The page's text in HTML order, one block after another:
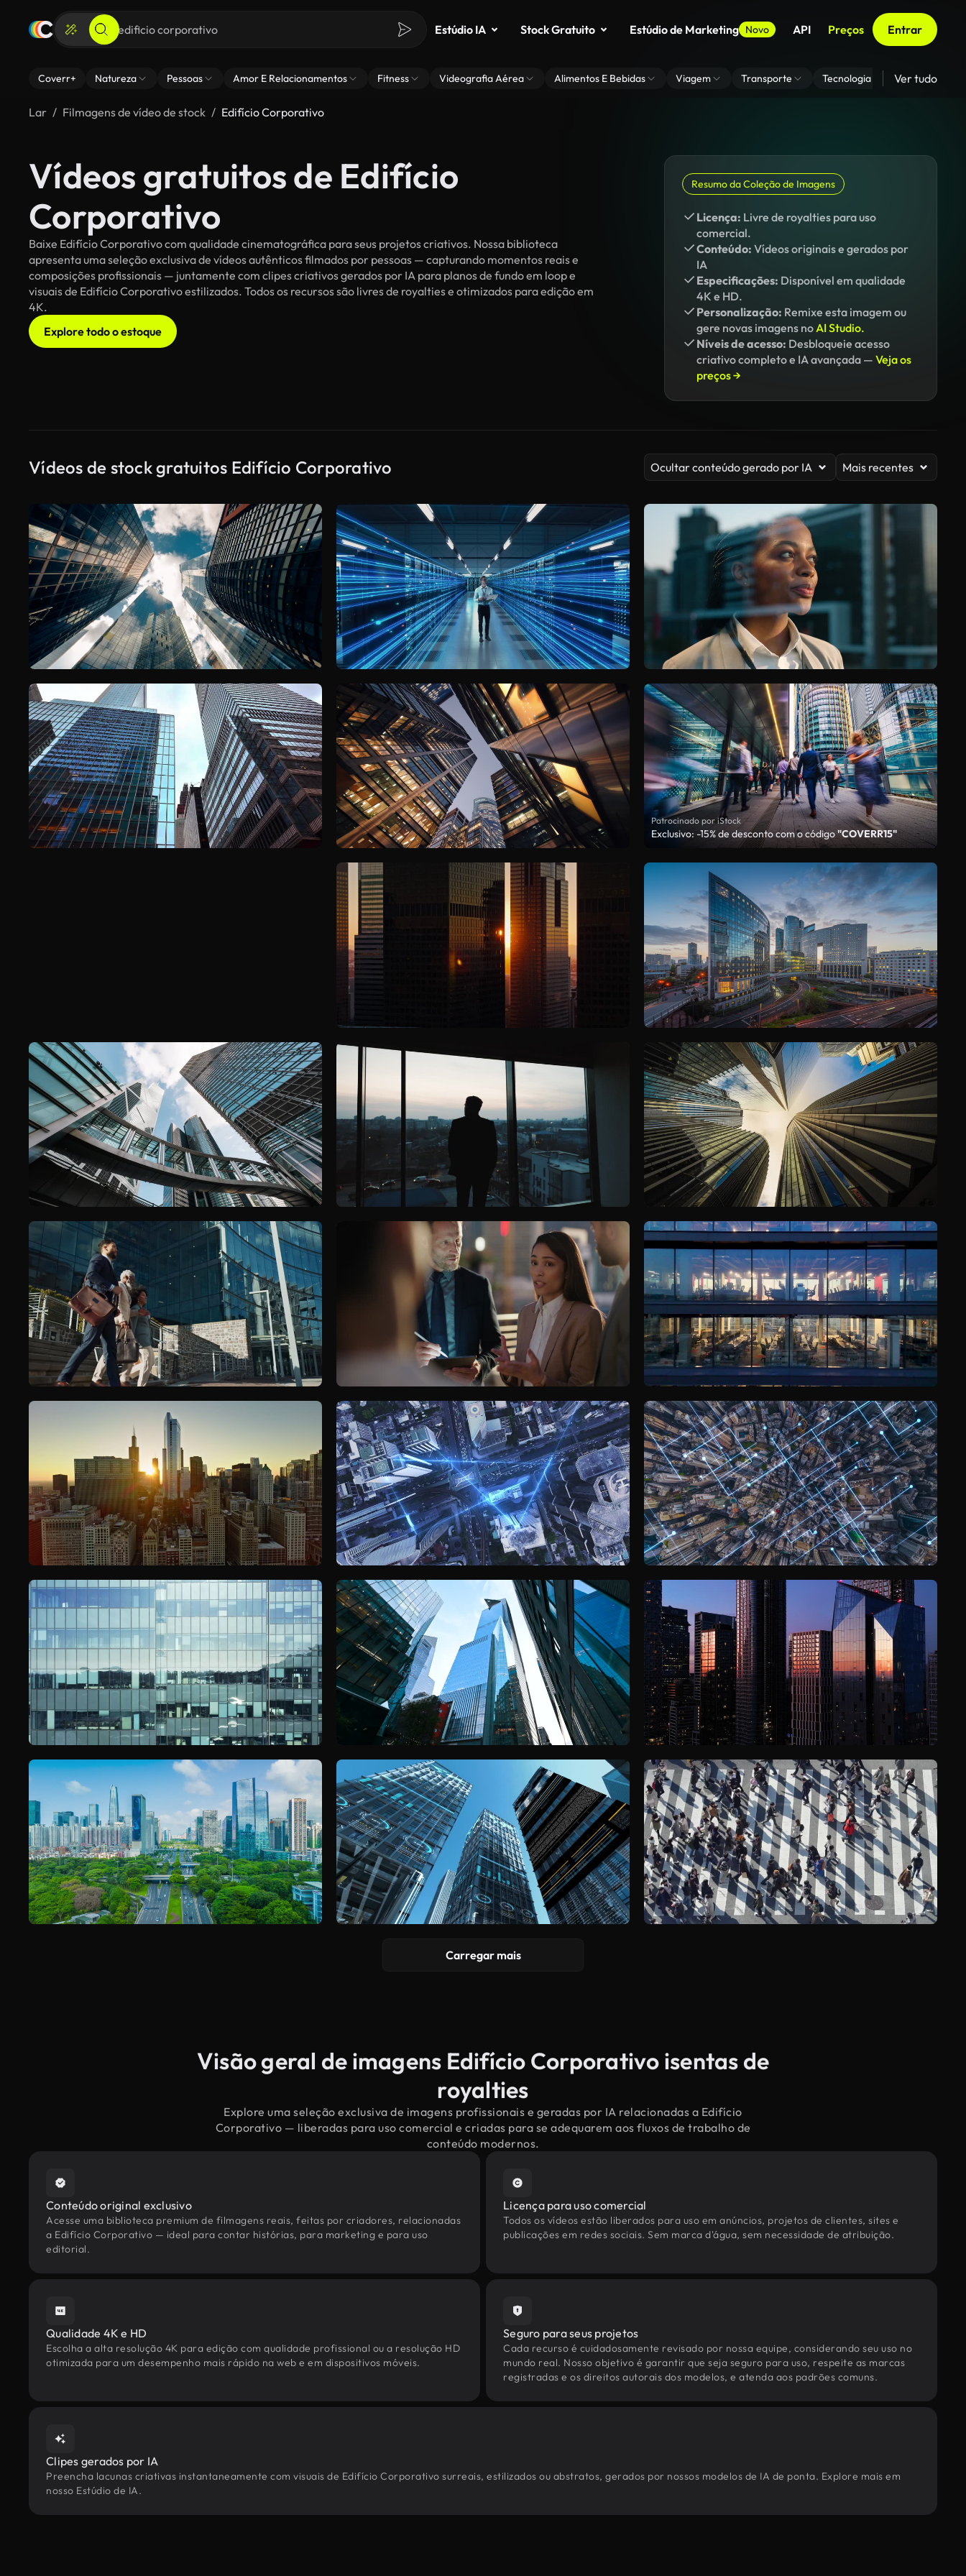
Estúdio IA Stock Gratuito Estúdio de Marketing Novo API Preços Entrar
Coverr+ Natureza Pessoas Amor E Relacionamentos Fitness Videografia Aérea Alimentos E Bebidas Viagem Transporte Tecnologia Zoom De
Ver tudo
Lar Filmagens de vídeo de stock Edifício Corporativo
Vídeos gratuitos de Edifício
Corporativo
Baixe Edifício Corporativo com qualidade cinematográfica para seus projetos criativos. Nossa biblioteca
apresenta uma seleção exclusiva de vídeos autênticos filmados por pessoas — capturando momentos reais e
composições profissionais — juntamente com clipes criativos gerados por IA para planos de fundo em loop e
visuais de Edifício Corporativo estilizados. Todos os recursos são livres de royalties e otimizados para edição em
4K.
Explore todo o estoque
Resumo da Coleção de Imagens
Licença: Livre de royalties para uso
comercial.
Conteúdo: Vídeos originais e gerados por
IA
Especificações: Disponível em qualidade
4K e HD.
Personalização: Remixe esta imagem ou
gere novas imagens noAI Studio.
Níveis de acesso: Desbloqueie acesso
criativo completo e IA avançada — Veja os
preços →
Vídeos de stock gratuitos Edifício Corporativo Ocultar conteúdo gerado por IA Mais recentes
Patrocinado por iStock
Exclusivo: -15% de desconto com o código"COVERR15"
Carregar mais
Visão geral de imagens Edifício Corporativo isentas de
royalties
Explore uma seleção exclusiva de imagens profissionais e geradas por IA relacionadas a Edifício
Corporativo — liberadas para uso comercial e criadas para se adequarem aos fluxos de trabalho de
conteúdo modernos.
Conteúdo original exclusivo
Acesse uma biblioteca premium de filmagens reais, feitas por criadores, relacionadas
a Edifício Corporativo — ideal para contar histórias, para marketing e para uso
editorial.
Licença para uso comercial
Todos os vídeos estão liberados para uso em anúncios, projetos de clientes, sites e
publicações em redes sociais. Sem marca d'água, sem necessidade de atribuição.
Qualidade 4K e HD
Escolha a alta resolução 4K para edição com qualidade profissional ou a resolução HD
otimizada para um desempenho mais rápido na web e em dispositivos móveis.
Seguro para seus projetos
Cada recurso é cuidadosamente revisado por nossa equipe, considerando seu uso no
mundo real. Nosso objetivo é garantir que seja seguro para uso, respeite as marcas
registradas e os direitos autorais dos modelos, e atenda aos padrões comuns.
Clipes gerados por IA
Preencha lacunas criativas instantaneamente com visuais de Edifício Corporativo surreais, estilizados ou abstratos, gerados por nossos modelos de IA de ponta. Explore mais em
nosso Estúdio de IA.